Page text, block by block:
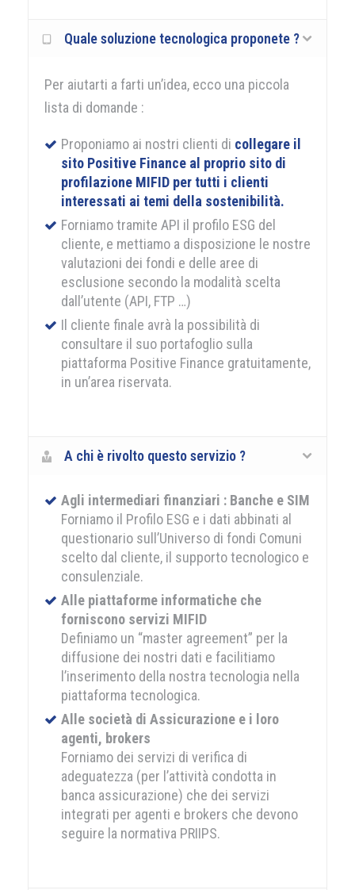
Quale soluzione tecnologica proponete ?
Per aiutarti a farti un’idea, ecco una piccola
lista di domande :
Proponiamo ai nostri clienti di collegare il
sito Positive Finance al proprio sito di
profilazione MIFID per tutti i clienti
interessati ai temi della sostenibilità.
Forniamo tramite API il profilo ESG del
cliente, e mettiamo a disposizione le nostre
valutazioni dei fondi e delle aree di
esclusione secondo la modalità scelta
dall’utente (API, FTP …)
Il cliente finale avrà la possibilità di
consultare il suo portafoglio sulla
piattaforma Positive Finance gratuitamente,
in un’area riservata.
A chi è rivolto questo servizio ?
Agli intermediari finanziari : Banche e SIM
Forniamo il Profilo ESG e i dati abbinati al
questionario sull’Universo di fondi Comuni
scelto dal cliente, il supporto tecnologico e
consulenziale.
Alle piattaforme informatiche che
forniscono servizi MIFID
Definiamo un “master agreement” per la
diffusione dei nostri dati e facilitiamo
l’inserimento della nostra tecnologia nella
piattaforma tecnologica.
Alle società di Assicurazione e i loro
agenti, brokers
Forniamo dei servizi di verifica di
adeguatezza (per l’attività condotta in
banca assicurazione) che dei servizi
integrati per agenti e brokers che devono
seguire la normativa PRIIPS.